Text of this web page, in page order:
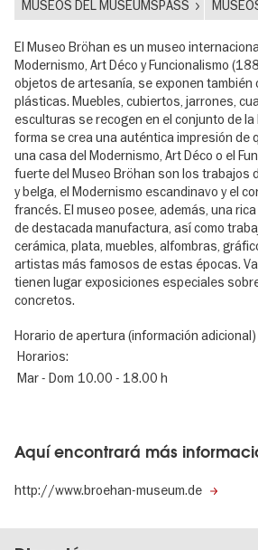
MUSEOS DEL MUSEUMSPASS
El Museo Bröhan es un museo
Modernismo, Art Déco y Funcionalismo
objetos de artesanía, se exponen también
plásticas. Muebles, cubiertos, jarrones,
esculturas se recogen en el conjunto de
forma se crea una auténtica impresión de
una casa del Modernismo, Art Déco o el
fuerte del Museo Bröhan son los trabajos
y belga, el Modernismo escandinavo y el
francés. El museo posee, además, una
de destacada manufactura, así como
cerámica, plata, muebles, alfombras,
artistas más famosos de estas épocas.
tienen lugar exposiciones especiales
concretos.
Horario de apertura (información adicional)
Horarios:
Mar - Dom 10.00 - 18.00 h
Aquí encontrará más
http://www.broehan-museum.de